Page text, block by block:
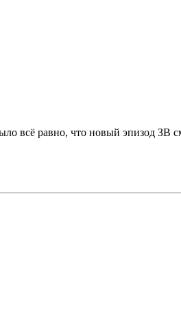
всё равно, что новый эпизод ЗВ